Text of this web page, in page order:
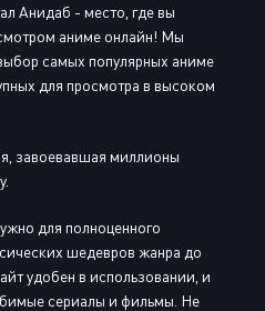
Анидаб - место, где вы
аниме онлайн! Мы
самых популярных аниме
для просмотра в высоком
завоевавшая миллионы
для полноценного
шедевров жанра до
удобен в использовании, и
сериалы и фильмы. Не